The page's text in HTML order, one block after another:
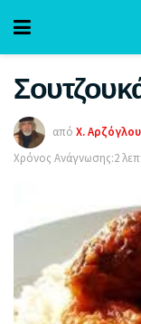
από Χ. Αρζόγλου
Χρόνος Ανάγνωσης:2